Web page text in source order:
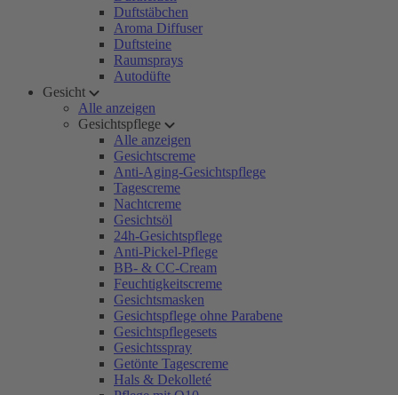
Duftstäbchen
Aroma Diffuser
Duftsteine
Raumsprays
Autodüfte
Gesicht
Alle anzeigen
Gesichtspflege
Alle anzeigen
Gesichtscreme
Anti-Aging-Gesichtspflege
Tagescreme
Nachtcreme
Gesichtsöl
24h-Gesichtspflege
Anti-Pickel-Pflege
BB- & CC-Cream
Feuchtigkeitscreme
Gesichtsmasken
Gesichtspflege ohne Parabene
Gesichtspflegesets
Gesichtsspray
Getönte Tagescreme
Hals & Dekolleté